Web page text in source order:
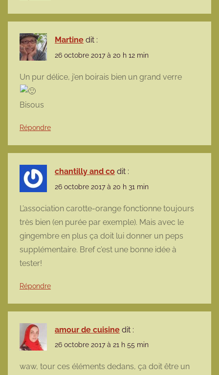
Martine dit :
26 octobre 2017 à 20 h 12 min
Un pur délice, j’en boirais bien un grand verre
Bisous
Répondre
chantilly and co dit :
26 octobre 2017 à 20 h 31 min
L’association carotte-orange fonctionne toujours
très bien (en purée par exemple). Mais avec le
gingembre en plus ça doit lui donner un peps
supplémentaire. Bref c’est une bonne idée à
tester!
Répondre
amour de cuisine dit :
26 octobre 2017 à 21 h 55 min
waw, tour ces éléments dedans, ça doit être un